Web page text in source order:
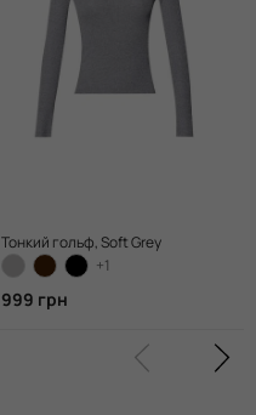
Тонкий гольф, Soft Grey
+1
999 грн